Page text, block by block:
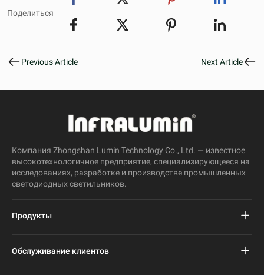
Поделиться
Previous Article Next Article
Компания Zhongshan Lumin Technology Co., Ltd. — известное
высокотехнологичное предприятие, специализирующееся на
исследованиях, разработке и производстве промышленных
светодиодных светильников.
Продукты
Обслуживание клиентов